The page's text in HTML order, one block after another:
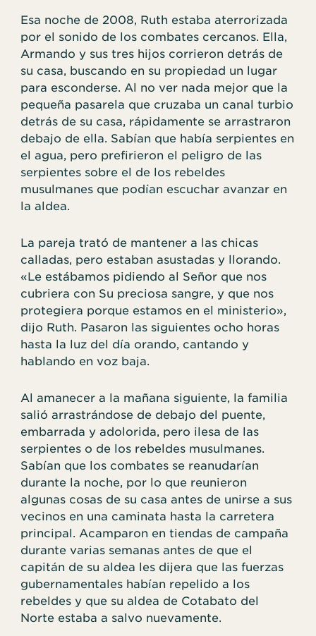
Esa noche de 2008, Ruth estaba aterrorizada
por el sonido de los combates cercanos. Ella,
Armando y sus tres hijos corrieron detrás de
su casa, buscando en su propiedad un lugar
para esconderse. Al no ver nada mejor que la
pequeña pasarela que cruzaba un canal turbio
detrás de su casa, rápidamente se arrastraron
debajo de ella. Sabían que había serpientes en
el agua, pero prefirieron el peligro de las
serpientes sobre el de los rebeldes
musulmanes que podían escuchar avanzar en
la aldea.
La pareja trató de mantener a las chicas
calladas, pero estaban asustadas y llorando.
«Le estábamos pidiendo al Señor que nos
cubriera con Su preciosa sangre, y que nos
protegiera porque estamos en el ministerio»,
dijo Ruth. Pasaron las siguientes ocho horas
hasta la luz del día orando, cantando y
hablando en voz baja.
Al amanecer a la mañana siguiente, la familia
salió arrastrándose de debajo del puente,
embarrada y adolorida, pero ilesa de las
serpientes o de los rebeldes musulmanes.
Sabían que los combates se reanudarían
durante la noche, por lo que reunieron
algunas cosas de su casa antes de unirse a sus
vecinos en una caminata hasta la carretera
principal. Acamparon en tiendas de campaña
durante varias semanas antes de que el
capitán de su aldea les dijera que las fuerzas
gubernamentales habían repelido a los
rebeldes y que su aldea de Cotabato del
Norte estaba a salvo nuevamente.